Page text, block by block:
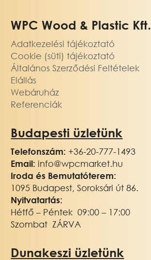
WPC Wood & Plastic Kft.
Adatkezelési tájékoztató
Cookie (süti) tájékoztató
Általános Szerződési Feltételek
Elállás
Webáruház
Referenciák
Budapesti üzletünk
Telefonszám: +36-20-777-1493
Email: info@wpcmarket.hu
Iroda és Bemutatóterem:
1095 Budapest, Soroksári út 86.
Nyitvatartás:
Hétfő – Péntek 09:00 – 17:00
Szombat ZÁRVA
Dunakeszi üzletünk